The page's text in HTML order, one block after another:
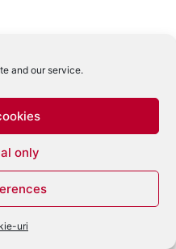
and our service.
only
uri